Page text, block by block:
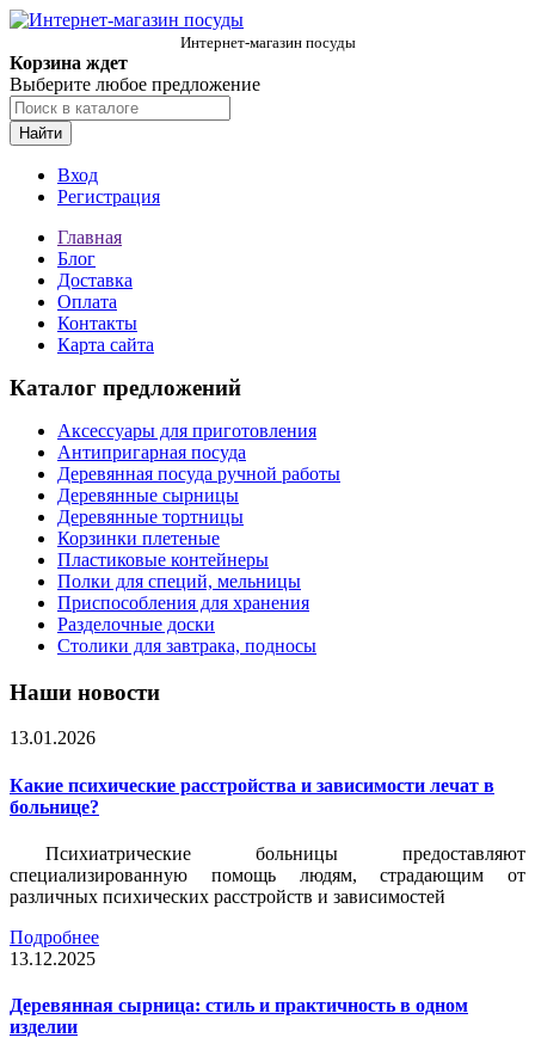
Интернет-магазин посуды
Корзина ждет
Выберите любое предложение
Найти
Вход
Регистрация
Главная
Блог
Доставка
Оплата
Контакты
Карта сайта
Каталог предложений
Аксессуары для приготовления
Антипригарная посуда
Деревянная посуда ручной работы
Деревянные сырницы
Деревянные тортницы
Корзинки плетеные
Пластиковые контейнеры
Полки для специй, мельницы
Приспособления для хранения
Разделочные доски
Столики для завтрака, подносы
Наши новости
13.01.2026
Какие психические расстройства и зависимости лечат в
больнице?
Психиатрические больницы предоставляют
специализированную помощь людям, страдающим от
различных психических расстройств и зависимостей
Подробнее
13.12.2025
Деревянная сырница: стиль и практичность в одном
изделии